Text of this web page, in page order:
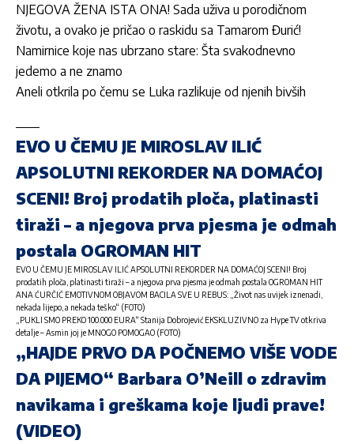
NJEGOVA ŽENA ISTA ONA! Sada uživa u porodičnom
životu, a ovako je pričao o raskidu sa Tamarom Đurić!
Namirnice koje nas ubrzano stare: Šta svakodnevno
jedemo a ne znamo
Aneli otkrila po čemu se Luka razlikuje od njenih bivših
EVO U ČEMU JE MIROSLAV ILIĆ
APSOLUTNI REKORDER NA DOMAĆOJ
SCENI! Broj prodatih ploča, platinasti
tiraži – a njegova prva pjesma je odmah
postala OGROMAN HIT
EVO U ČEMU JE MIROSLAV ILIĆ APSOLUTNI REKORDER NA DOMAĆOJ SCENI! Broj
prodatih ploča, platinasti tiraži – a njegova prva pjesma je odmah postala OGROMAN HIT
ANA ĆURČIĆ EMOTIVNOM OBJAVOM BACILA SVE U REBUS: „Život nas uvijek iznenadi,
nekada lijepo, a nekada teško“ (FOTO)
„PUKLI SMO PREKO 100.000 EURA“ Stanija Dobrojević EKSKLUZIVNO za Hype TV otkriva
detalje – Asmin joj je MNOGO POMOGAO (FOTO)
„HAJDE PRVO DA POČNEMO VIŠE VODE
DA PIJEMO“ Barbara O’Neill o zdravim
navikama i greškama koje ljudi prave!
(VIDEO)